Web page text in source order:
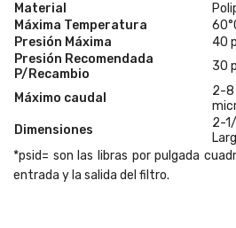
Material
Máxima Temperatura
Presión Máxima
40
Presión Recomendada
P/Recambio
30
Máximo caudal
2-8
Dimensiones
2-
*psid= son las libras por pulgada
entrada y la salida del filtro.